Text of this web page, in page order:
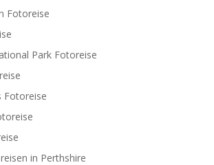
Fotoreise
Park Fotoreise
Fotoreise
in Perthshire